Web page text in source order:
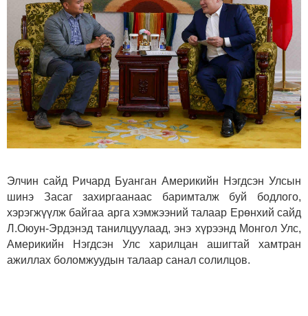
Элчин сайд Ричард Буанган Америкийн Нэгдсэн Улсын
шинэ Засаг захиргаанаас баримталж буй бодлого,
хэрэгжүүлж байгаа арга хэмжээний талаар Ерөнхий сайд
Л.Оюун-Эрдэнэд танилцуулаад, энэ хүрээнд Монгол Улс,
Америкийн Нэгдсэн Улс харилцан ашигтай хамтран
ажиллах боломжуудын талаар санал солилцов.